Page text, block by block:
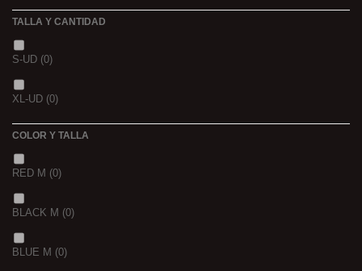
3 K
5 K
NOIR POISSON 8MM 1K
TALLA Y CANTIDAD
S-UD (0)
XL-UD (0)
COLOR Y TALLA
RED M (0)
BLACK M (0)
BLUE M (0)